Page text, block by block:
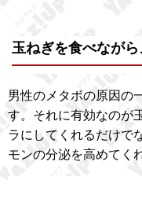
玉ねぎを食べなが
男性のメタボの原因の
す。それに有効なのが
ラにしてくれるだけで
モンの分泌を高めてく